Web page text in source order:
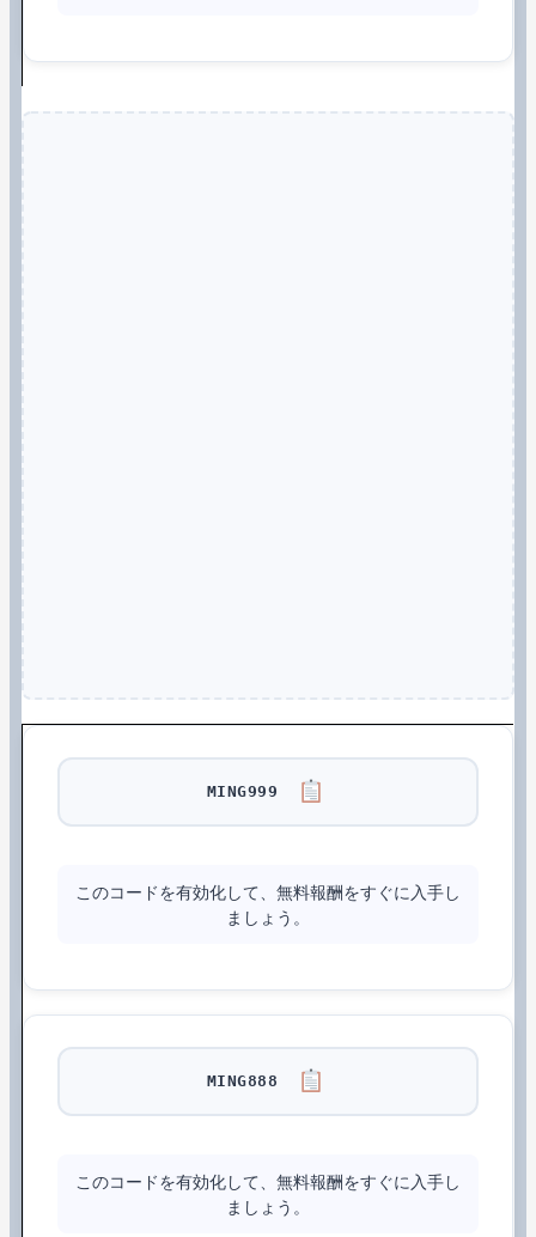
MING999
このコードを有効化して、無料報酬をすぐに入手し
ましょう。
MING888
このコードを有効化して、無料報酬をすぐに入手し
ましょう。